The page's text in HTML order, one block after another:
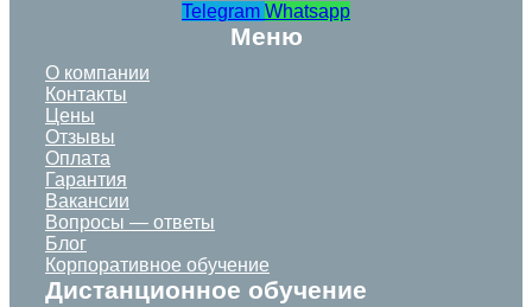
Telegram Whatsapp
Меню
О компании
Контакты
Цены
Отзывы
Оплата
Гарантия
Вакансии
Вопросы — ответы
Блог
Корпоративное обучение
Дистанционное обучение